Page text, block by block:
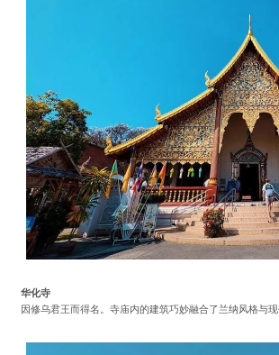
华化寺
因修乌君王而得名。寺庙内的建筑巧妙融合了兰纳风格与